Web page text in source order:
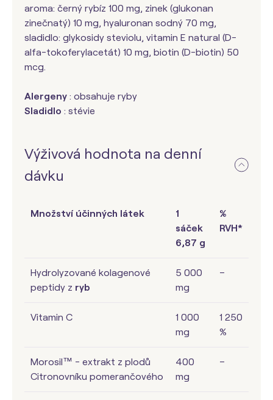
aroma: černý rybíz 100 mg, zinek (glukonan
zinečnatý) 10 mg, hyaluronan sodný 70 mg,
sladidlo: glykosidy steviolu, vitamin E natural (D-
alfa-tokoferylacetát) 10 mg, biotin (D-biotin) 50
mcg.
Alergeny : obsahuje ryby
Sladidlo : stévie
Výživová hodnota na denní
dávku
Množství účinných látek
1
sáček
6,87 g
%
RVH*
Hydrolyzované kolagenové
peptidy z ryb
5 000
mg
–
Vitamin C
1 000
mg
1 250
%
Morosil™ - extrakt z plodů
Citronovníku pomerančového
400
mg
–